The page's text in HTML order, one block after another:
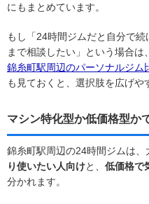
にもまとめています。
もし「24時間ジムだと自分で
まで相談したい」という場合は、
錦糸町駅周辺のパーソナルジム
も見ておくと、選択肢を広げや
マシン特化型か低価格型か
錦糸町駅周辺の24時間ジムは、
り使いたい人向けと、 低価格で
分かれます。